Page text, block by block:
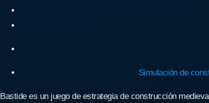
Simulación de
Bastide es un juego de estrategia de construcción